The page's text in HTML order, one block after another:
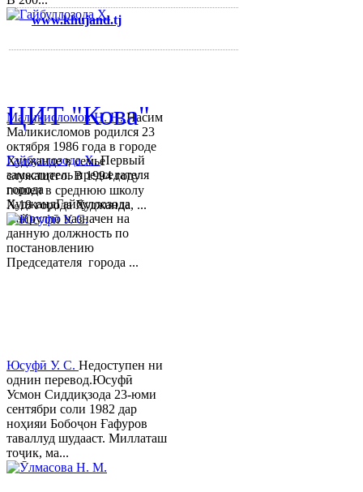
Гайбуллозода Х.Первый
заместитель председателя
города
ХуджандГайбуллозода
Хайрулло назначен на
данную должность по
постановлению
Председателя города ...
Маликисломов Н. Н.Насим
Маликисломов родился 23
октября 1986 года в городе
Худжанде в семье
служащего. В 1994 году
пошел в среднюю школу
№18 города Худжанда, ...
Юсуфӣ У. C. Недоступен ни
однин перевод.Юсуфӣ
Усмон Сиддиқзода 23-юми
сентябри соли 1982 дар
ноҳияи Бобоҷон Ғафуров
таваллуд шудааст. Миллаташ
тоҷик, ма...
www.khujand.tj
ЦИТ "Кова"